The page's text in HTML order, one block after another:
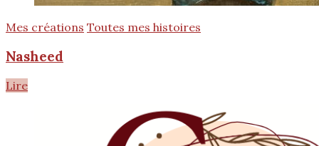
Mes créations Toutes mes histoires
Nasheed
Lire